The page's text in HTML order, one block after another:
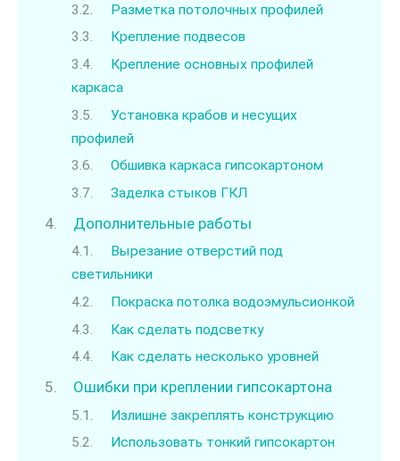
Разметка потолочных профилей
Крепление подвесов
Крепление основных профилей
каркаса
Установка крабов и несущих
профилей
Обшивка каркаса гипсокартоном
Заделка стыков ГКЛ
Дополнительные работы
Вырезание отверстий под
светильники
Покраска потолка водоэмульсионкой
Как сделать подсветку
Как сделать несколько уровней
Ошибки при креплении гипсокартона
Излишне закреплять конструкцию
Использовать тонкий гипсокартон